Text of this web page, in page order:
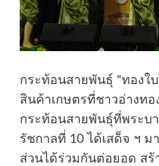
กระท้อนสายพันธุ์ “ทองใ
สินค้าเกษตรที่ชาวอ่างทอ
กระท้อนสายพันธุ์ที่พระบ
รัชกาลที่ 10 ได้เสด็จ ฯ
ส่วนได้ร่วมกันต่อยอด ส